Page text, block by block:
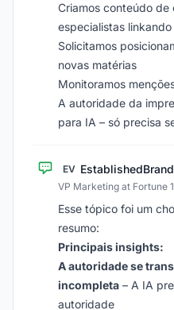
Criamos conteúdo de
especialistas
Solicitamos
novas matérias
Monitoramos
A autoridade da
para IA – só precisa
EV
VP Marketing at Fortune
Esse tópico foi um
resumo:
Principais insights:
A autoridade se
incompleta – A IA
autoridade